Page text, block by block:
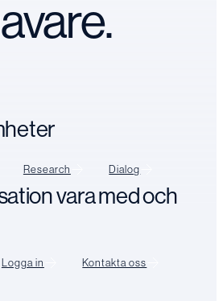
Research Dialog
vara med och
Logga in Kontakta oss